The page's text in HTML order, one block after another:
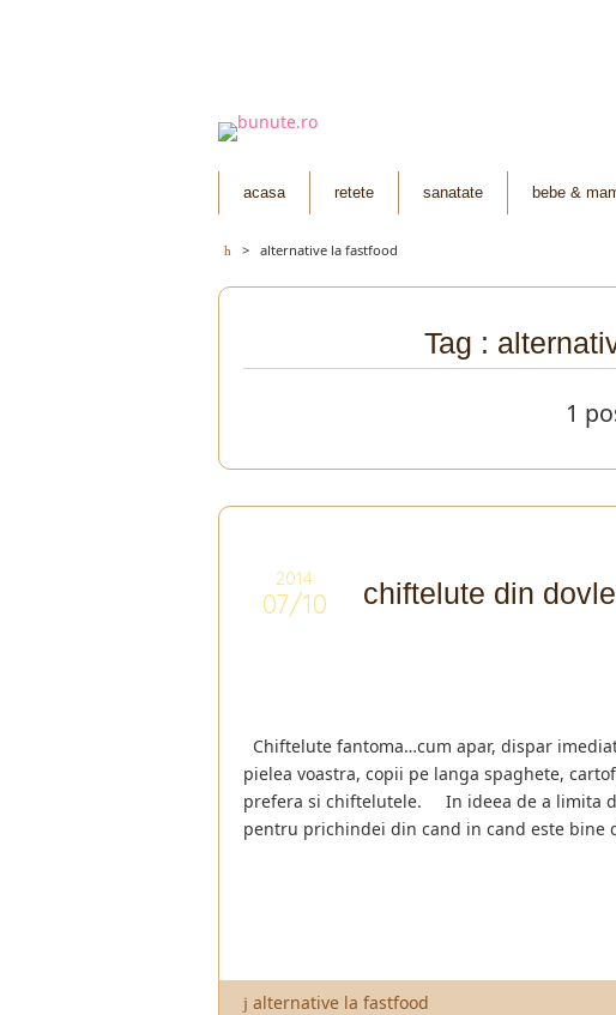
acasa retete sanatate bebe &
> alternative la fastfood
Tag :
1
2014
07/10 chiftelute din
Chiftelute fantoma…cum apar, dispar
pielea voastra, copii pe langa spaghete,
prefera si chiftelutele. In ideea de a limita
pentru prichindei din cand in cand este bine
alternative la fastfood